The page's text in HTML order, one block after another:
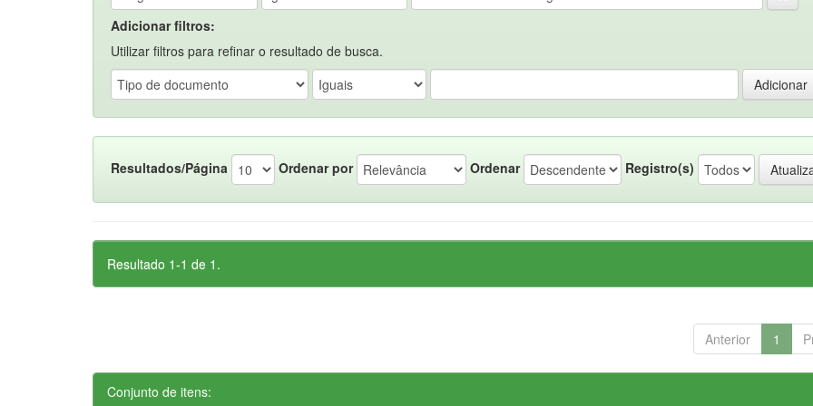
Adicionar filtros:
Utilizar filtros para refinar o resultado de busca.
Resultados/Página Ordenar por Ordenar Registro(s)
Resultado 1-1 de 1.
Anterior 1
Conjunto de itens: